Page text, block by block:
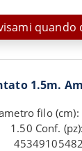
quando
1.5m.
filo (cm):
1.50 Conf.